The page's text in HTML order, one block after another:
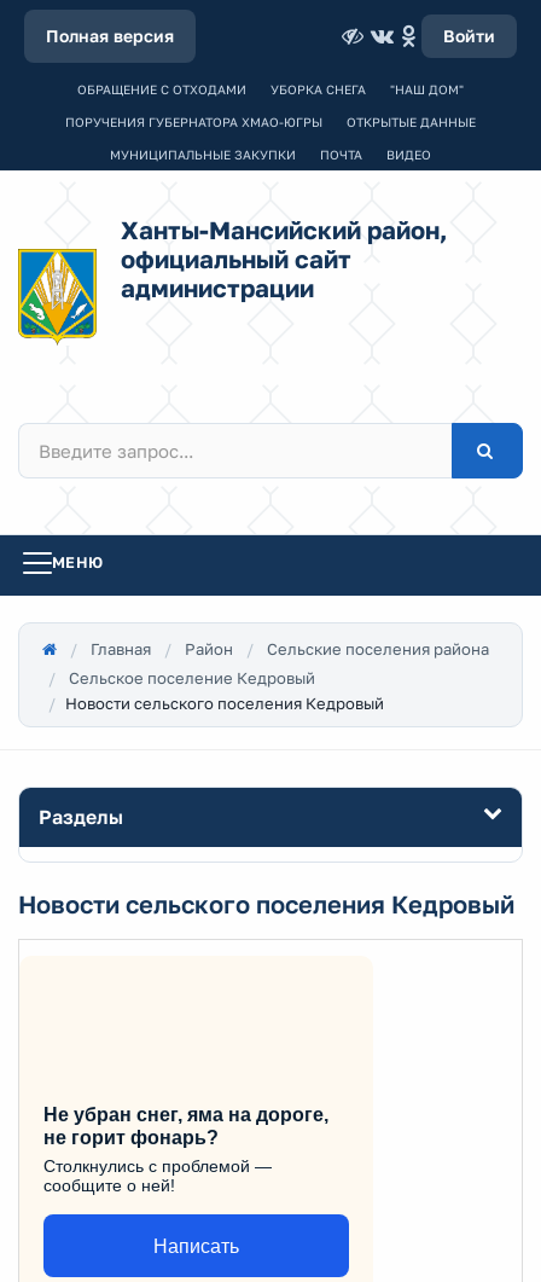
Полная версия Войти
ОБРАЩЕНИЕ С ОТХОДАМИ УБОРКА СНЕГА "НАШ ДОМ"
ПОРУЧЕНИЯ ГУБЕРНАТОРА ХМАО-ЮГРЫ ОТКРЫТЫЕ ДАННЫЕ
МУНИЦИПАЛЬНЫЕ ЗАКУПКИ ПОЧТА ВИДЕО
Ханты-Мансийский район,
официальный сайт
администрации
МЕНЮ
Главная Район
Сельские поселения района
Сельское поселение Кедровый
Новости сельского поселения Кедровый
Разделы
Новости сельского поселения Кедровый
Не убран снег, яма на дороге,
не горит фонарь?
Столкнулись с проблемой —
сообщите о ней!
Написать